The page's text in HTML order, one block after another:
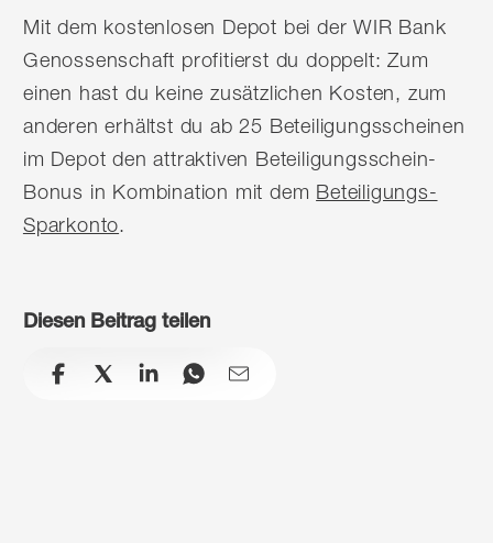
Mit dem kostenlosen Depot bei der WIR Bank
Genossenschaft profitierst du doppelt: Zum
einen hast du keine zusätzlichen Kosten, zum
anderen erhältst du ab 25 Beteiligungsscheinen
im Depot den attraktiven Beteiligungsschein-
Bonus in Kombination mit dem Beteiligungs-
Sparkonto.
Diesen Beitrag teilen
facebook linkedinwhatsapp